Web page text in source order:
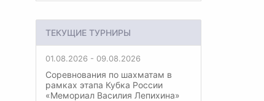
ТЕКУЩИЕ ТУРНИРЫ
01.08.2026 - 09.08.2026
Соревнования по шахматам в
рамках этапа Кубка России
«Мемориал Василия Лепихина»